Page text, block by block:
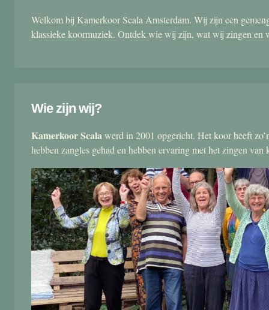
Welkom bij Kamerkoor Scala Amsterdam. Wij zijn een
klassieke koormuziek. Ontdek wie wij zijn, wat wij zingen en
Wie zijn wij?
Kamerkoor Scalawerd in 2001 opgericht. Het koor heeft
hebben zangles gehad en hebben ervaring met het zingen van